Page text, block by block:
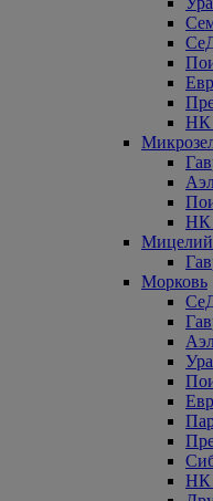
НК
НК
Мицелий
Морковь
НК